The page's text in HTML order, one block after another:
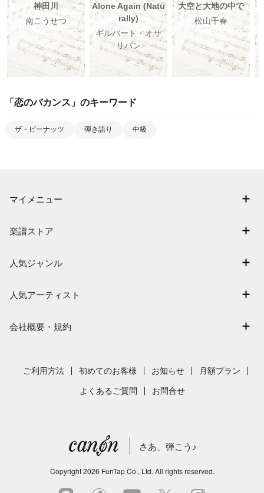
神田川
南こうせつ
Alone Again (Natu
rally)
ギルバート・オサ
リバン
大空と大地の中で
松山千春
「 恋のバカンス 」のキーワード
ザ・ピーナッツ 弾き語り 中級
マイメニュー
退会はこちら
楽譜ストア
難易度別に探す
まもなく配信
人気ジャンル
保育
発表会
人気アーティスト
新沢としひこ
会社概要・規約
採用情報
サイトマップ
ご利用方法 初めてのお客様 お知らせ 月額プラン
よくあるご質問 お問合せ
さあ、弾こう♪
Copyright2026 FunTap Co., Ltd. All rights reserved.